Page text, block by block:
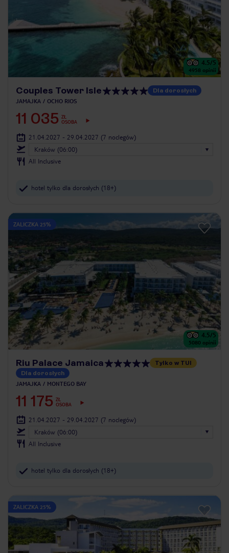
4.5/5
4958 opinii
Couples Tower Isle Dla dorosłych
JAMAJKA OCHO RIOS
11 035 ZŁ
OSOBA
21.04.2027 - 29.04.2027 (7 noclegów)
Kraków (06:00)
All Inclusive
hotel tylko dla dorosłych (18+)
ZALICZKA 25%
4.5/5
5080 opinii
Riu Palace Jamaica
Tylko w TUI
Dla dorosłych
JAMAJKA MONTEGO BAY
11 175 ZŁ
OSOBA
21.04.2027 - 29.04.2027 (7 noclegów)
Kraków (06:00)
All Inclusive
hotel tylko dla dorosłych (18+)
ZALICZKA 25%